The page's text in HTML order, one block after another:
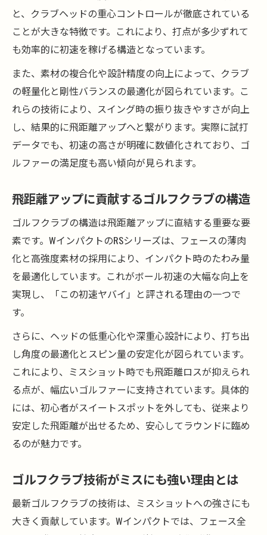
と、クラブヘッドの重心コントロールが徹底されている
ことが大きな特徴です。これにより、打点が多少ずれて
も効率的に初速を稼げる構造となっています。
また、素材の複合化や設計精度の向上によって、クラブ
の軽量化と剛性バランスの最適化が図られています。こ
れらの技術により、スイング時の振り抜きやすさが向上
し、結果的に飛距離アップへと繋がります。実際に試打
データでも、初速の高さが明確に数値化されており、ゴ
ルファーの満足度も高い傾向が見られます。
飛距離アップに貢献するゴルフクラブの構造
ゴルフクラブの構造は飛距離アップに直結する重要な要
素です。WインパクトのRSシリーズは、フェースの薄肉
化と高強度素材の採用により、インパクト時のたわみ量
を最適化しています。これがボール初速の大幅な向上を
実現し、「この初速ヤバイ」と評される理由の一つで
す。
さらに、ヘッドの低重心化や深重心設計により、打ち出
し角度の最適化とスピン量の安定化が図られています。
これにより、ミスショット時でも飛距離ロスが抑えられ
る点が、幅広いゴルファーに支持されています。具体的
には、初心者がスイートスポットを外しても、従来より
安定した飛距離が出せるため、安心してラウンドに臨め
るのが魅力です。
ゴルフクラブ技術がミスにも強い理由とは
最新ゴルフクラブの技術は、ミスショットへの強さにも
大きく貢献しています。Wインパクトでは、フェース全